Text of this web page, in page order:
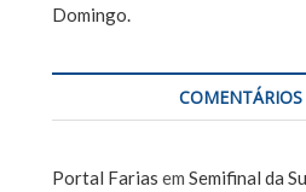
Domingo.
COMENTÁRIOS
Portal Farias em Semifinal da